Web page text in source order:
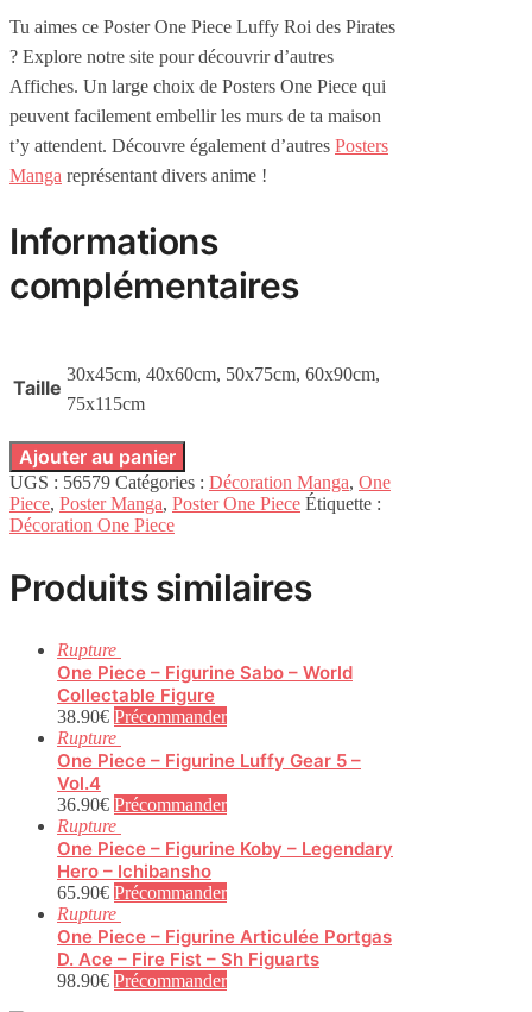
Tu aimes ce Poster One Piece Luffy Roi des Pirates
? Explore notre site pour découvrir d’autres
Affiches. Un large choix de Posters One Piece qui
peuvent facilement embellir les murs de ta maison
t’y attendent. Découvre également d’autres Posters
Manga représentant divers anime !
Informations
complémentaires
Taille
30x45cm, 40x60cm, 50x75cm, 60x90cm,
75x115cm
Ajouter au panier
UGS : 56579 Catégories : Décoration Manga, One
Piece, Poster Manga, Poster One Piece Étiquette :
Décoration One Piece
Produits similaires
Rupture
One Piece – Figurine Sabo – World
Collectable Figure
38.90€ Précommander
Rupture
One Piece – Figurine Luffy Gear 5 –
Vol.4
36.90€ Précommander
Rupture
One Piece – Figurine Koby – Legendary
Hero – Ichibansho
65.90€ Précommander
Rupture
One Piece – Figurine Articulée Portgas
D. Ace – Fire Fist – Sh Figuarts
98.90€ Précommander